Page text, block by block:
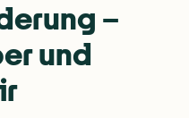
–
und